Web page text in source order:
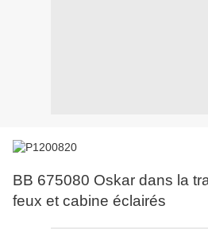
BB 675080 Oskar dans la
feux et cabine éclairés